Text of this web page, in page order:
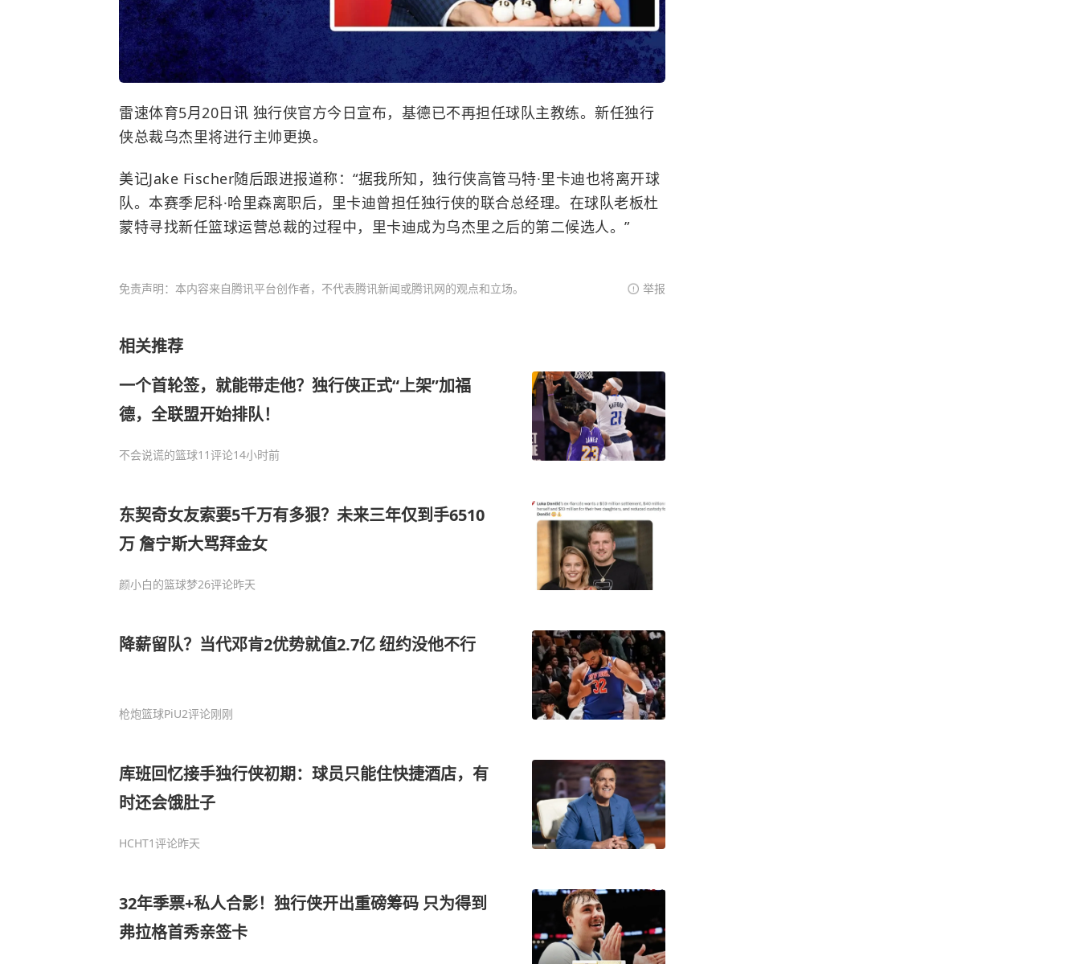
雷速体育5月20日讯 独行侠官方今日宣布，基德已不再担任球队主教练。新任独行
侠总裁乌杰里将进行主帅更换。
美记Jake Fischer随后跟进报道称：“据我所知，独行侠高管马特·里卡迪也将离开球
队。本赛季尼科·哈里森离职后，里卡迪曾担任独行侠的联合总经理。在球队老板杜
蒙特寻找新任篮球运营总裁的过程中，里卡迪成为乌杰里之后的第二候选人。”
免责声明：本内容来自腾讯平台创作者，不代表腾讯新闻或腾讯网的观点和立场。 举报
相关推荐
一个首轮签，就能带走他？独行侠正式“上架”加福
德，全联盟开始排队！
不会说谎的篮球11评论14小时前
东契奇女友索要5千万有多狠？未来三年仅到手6510
万 詹宁斯大骂拜金女
颜小白的篮球梦26评论昨天
降薪留队？当代邓肯2优势就值2.7亿 纽约没他不行
枪炮篮球PiU2评论刚刚
库班回忆接手独行侠初期：球员只能住快捷酒店，有
时还会饿肚子
HCHT1评论昨天
32年季票+私人合影！独行侠开出重磅筹码 只为得到
弗拉格首秀亲签卡